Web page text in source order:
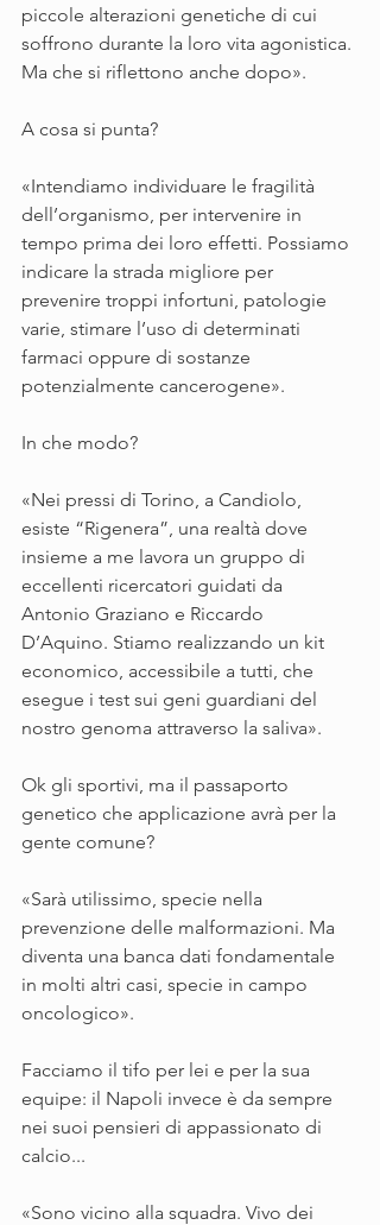
piccole alterazioni genetiche di cui
soffrono durante la loro vita agonistica.
Ma che si riflettono anche dopo».
A cosa si punta?
«Intendiamo individuare le fragilità
dell’organismo, per intervenire in
tempo prima dei loro effetti. Possiamo
indicare la strada migliore per
prevenire troppi infortuni, patologie
varie, stimare l’uso di determinati
farmaci oppure di sostanze
potenzialmente cancerogene».
In che modo?
«Nei pressi di Torino, a Candiolo,
esiste “Rigenera”, una realtà dove
insieme a me lavora un gruppo di
eccellenti ricercatori guidati da
Antonio Graziano e Riccardo
D’Aquino. Stiamo realizzando un kit
economico, accessibile a tutti, che
esegue i test sui geni guardiani del
nostro genoma attraverso la saliva».
Ok gli sportivi, ma il passaporto
genetico che applicazione avrà per la
gente comune?
«Sarà utilissimo, specie nella
prevenzione delle malformazioni. Ma
diventa una banca dati fondamentale
in molti altri casi, specie in campo
oncologico».
Facciamo il tifo per lei e per la sua
equipe: il Napoli invece è da sempre
nei suoi pensieri di appassionato di
calcio...
«Sono vicino alla squadra. Vivo dei